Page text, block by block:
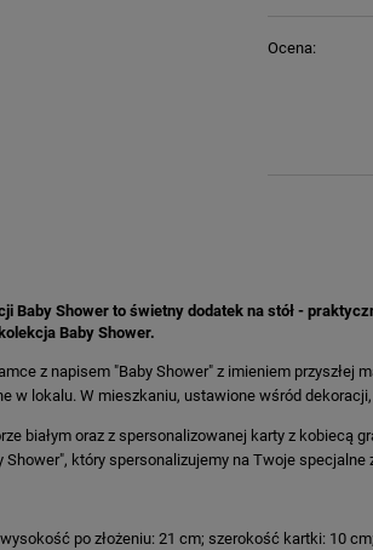
Ocena:
Baby Shower to świetny dodatek na stół -
Baby Shower.
z napisem "Baby Shower" z imieniem przyszłej
w lokalu. W mieszkaniu, ustawione wśród
białym oraz z spersonalizowanej karty z kobiecą
Shower", który spersonalizujemy na Twoje
po złożeniu: 21 cm; szerokość kartki: 10